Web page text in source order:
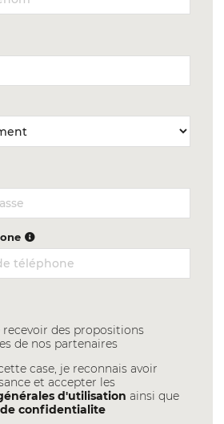
recevoir des propositions
de nos partenaires
case, je reconnais avoir
et accepter les
d'utilisation ainsi que
confidentialite